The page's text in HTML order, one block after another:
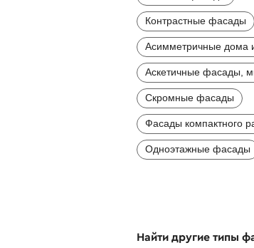
Контрастные фасады
Асимметричные дома
Аскетичные фасады,
Скромные фасады
Фасады компактного
Одноэтажные фасады
Найти другие типы